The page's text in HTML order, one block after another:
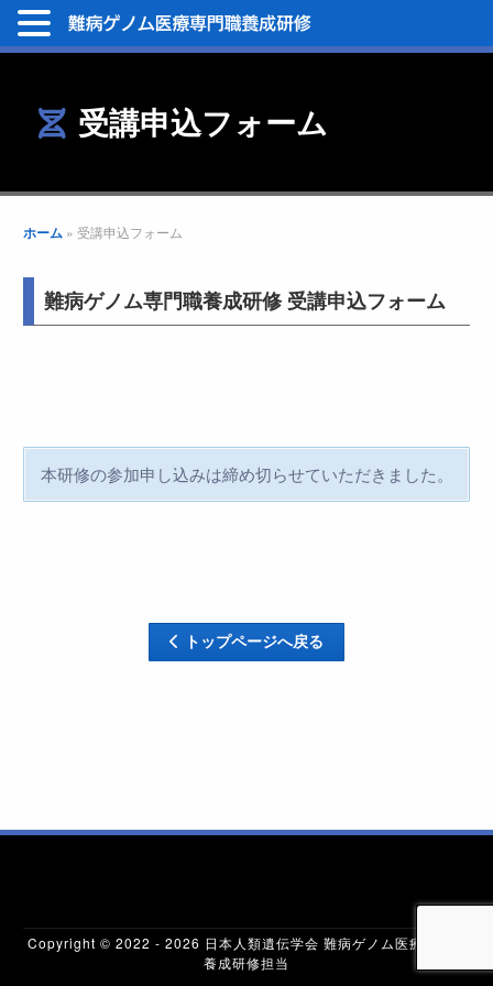
受講申込フォーム
ホーム » 受講申込フォーム
難病ゲノム専門職養成研修 受講申込フォーム
本研修の参加申し込みは締め切らせていただきました。
トップページへ戻る
Copyright © 2022 - 2026 日本人類遺伝学会 難病ゲノム医療専門職
養成研修担当